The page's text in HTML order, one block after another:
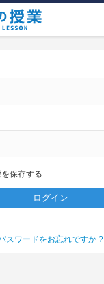
保存する
スワードをお忘れですか ?